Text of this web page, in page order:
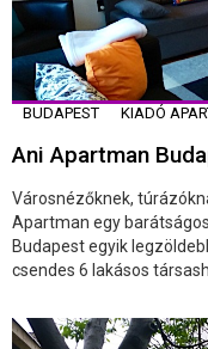
BUDAPEST KIADÓ
Ani Apartman
Városnézőknek,
Apartman egy
Budapest egyik
csendes 6 lakásos